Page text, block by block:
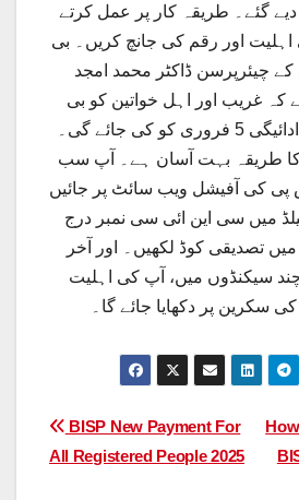
گئے۔ طریقہ کار پر عمل کرتے
اہلیت اور رقم کی جانچ کریں۔ بی
کے چیئرپرسن ڈاکٹر محمد امجد
کہ غریب اور اہل خواتین کو بی
آئی ایس پی کی نئی ادائیگی 5 فروری کو کی جائے گی۔
کا طریقہ بہت آسان ہے۔ آپ سب
پی کی آفیشل ویب سائٹ پر جائیں
میں سی این ائی سی نمبر درج
تصدیقی کوڈ لکھیں۔ اور آخر
چند سیکنڈوں میں، آپ کی اہلیت
سکرین پر دکھایا جائے گا۔
Post
navigation
BISP New Payment For
All Registered People 2025